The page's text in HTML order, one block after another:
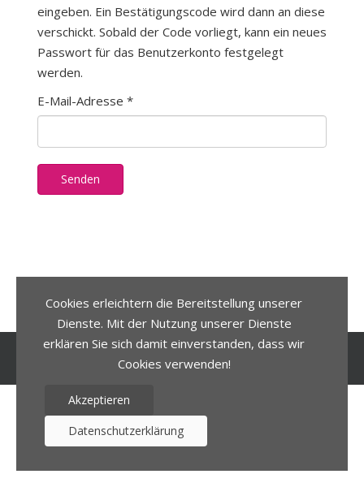
eingeben. Ein Bestätigungscode wird dann an diese
verschickt. Sobald der Code vorliegt, kann ein neues
Passwort für das Benutzerkonto festgelegt
werden.
E-Mail-Adresse *
Senden
© 2026. Stephanie Ruhfaß.
Cookies erleichtern die Bereitstellung unserer
Dienste. Mit der Nutzung unserer Dienste
erklären Sie sich damit einverstanden, dass wir
Cookies verwenden!
Akzeptieren
Datenschutzerklärung